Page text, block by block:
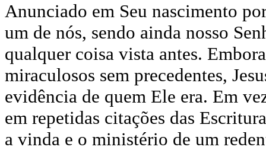
Anunciado em Seu nascimento
um de nós, sendo ainda nosso
qualquer coisa vista antes.
miraculosos sem precedentes,
evidência de quem Ele era. Em
em repetidas citações das
a vinda e o ministério de um